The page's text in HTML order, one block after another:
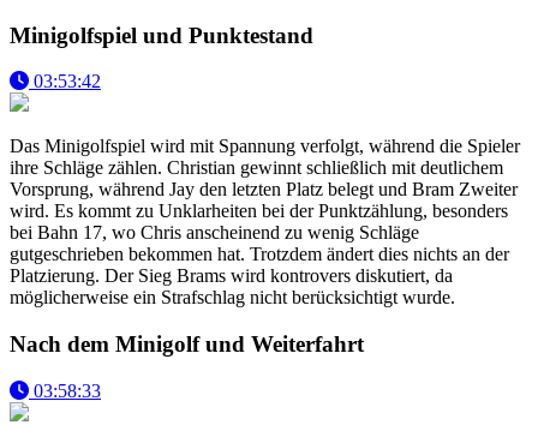
Minigolfspiel und Punktestand
03:53:42
Das Minigolfspiel wird mit Spannung verfolgt, während die Spieler
ihre Schläge zählen. Christian gewinnt schließlich mit deutlichem
Vorsprung, während Jay den letzten Platz belegt und Bram Zweiter
wird. Es kommt zu Unklarheiten bei der Punktzählung, besonders
bei Bahn 17, wo Chris anscheinend zu wenig Schläge
gutgeschrieben bekommen hat. Trotzdem ändert dies nichts an der
Platzierung. Der Sieg Brams wird kontrovers diskutiert, da
möglicherweise ein Strafschlag nicht berücksichtigt wurde.
Nach dem Minigolf und Weiterfahrt
03:58:33